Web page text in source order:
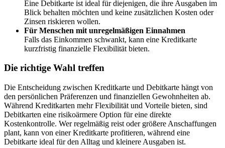
Eine Debitkarte ist ideal für diejenigen, die ihre Ausgaben im
Blick behalten möchten und keine zusätzlichen Kosten oder
Zinsen riskieren wollen.
Für Menschen mit unregelmäßigen Einnahmen
Falls das Einkommen schwankt, kann eine Kreditkarte
kurzfristig finanzielle Flexibilität bieten.
Die richtige Wahl treffen
Die Entscheidung zwischen Kreditkarte und Debitkarte hängt von
den persönlichen Präferenzen und finanziellen Gewohnheiten ab.
Während Kreditkarten mehr Flexibilität und Vorteile bieten, sind
Debitkarten eine risikoärmere Option für eine direkte
Kostenkontrolle. Wer regelmäßig reist oder größere Anschaffungen
plant, kann von einer Kreditkarte profitieren, während eine
Debitkarte ideal für den Alltag und kleinere Ausgaben ist.